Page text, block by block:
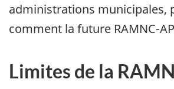
administrations municipales,
comment la future RAMNC-
Limites de la